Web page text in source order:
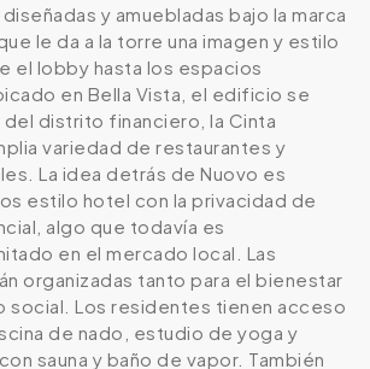
y amuebladas bajo la marca
le da a la torre una imagen y estilo
el lobby hasta los espacios
en Bella Vista, el edificio se
distrito financiero, la Cinta
variedad de restaurantes y
La idea detrás de Nuovo es
estilo hotel con la privacidad de
algo que todavía es
en el mercado local. Las
organizadas tanto para el bienestar
social. Los residentes tienen acceso
de nado, estudio de yoga y
sauna y baño de vapor. También